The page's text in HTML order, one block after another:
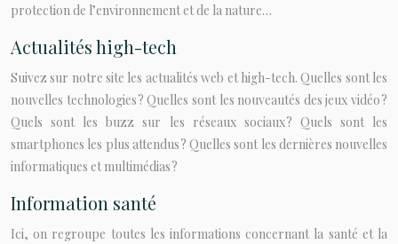
protection de l’environnement et de la nature…
Actualités high-tech
Suivez sur notre site les actualités web et high-tech. Quelles sont les
nouvelles technologies ? Quelles sont les nouveautés des jeux vidéo ?
Quels sont les buzz sur les réseaux sociaux ? Quels sont les
smartphones les plus attendus ? Quelles sont les dernières nouvelles
informatiques et multimédias ?
Information santé
Ici, on regroupe toutes les informations concernant la santé et la